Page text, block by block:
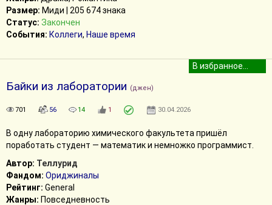
Размер: Миди | 205 674 знака
Статус: Закончен
События: Коллеги, Наше время
Байки из лаборатории (джен)
701 56 14 1 30.04.2026
В одну лабораторию химического факультета пришёл
поработать студент — математик и немножко программист.
Автор: Теллурид
Фандом: Ориджиналы
Рейтинг: General
Жанры: Повседневность